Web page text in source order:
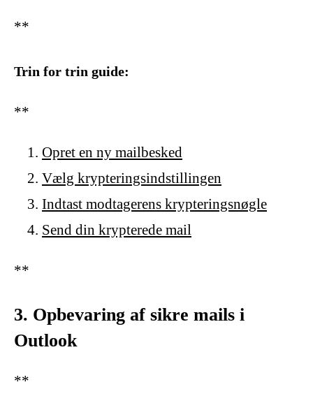
**
Trin for trin guide:
**
Opret en ny mailbesked
Vælg krypteringsindstillingen
Indtast modtagerens krypteringsnøgle
Send din krypterede mail
**
3. Opbevaring af sikre mails i
Outlook
**